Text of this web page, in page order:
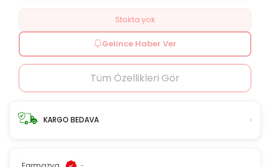
Stokta yok
Gelince Haber Ver
Tüm Özellikleri Gör
KARGO BEDAVA ›